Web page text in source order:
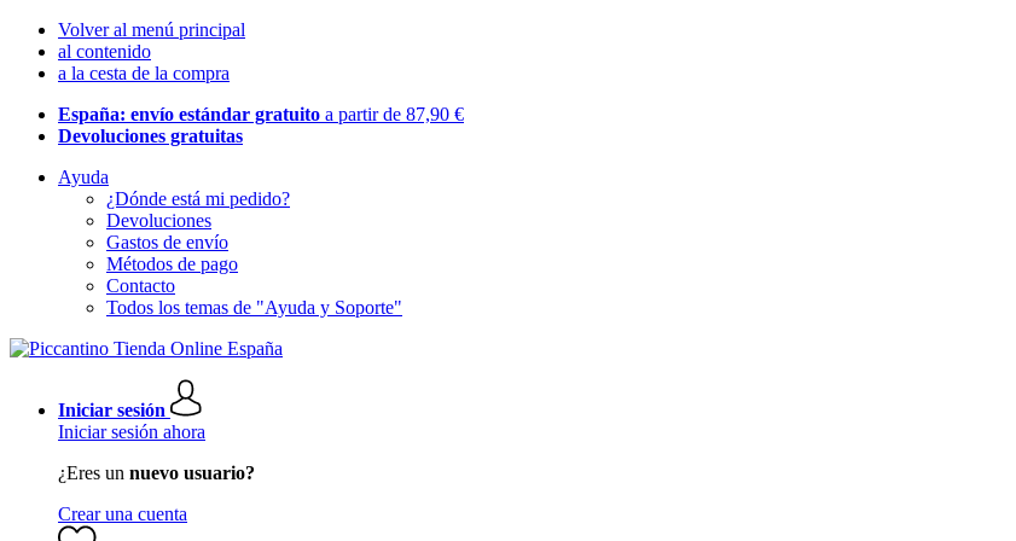
Volver al menú principal
al contenido
a la cesta de la compra
España: envío estándar gratuito a partir de 87,90 €
Devoluciones gratuitas
Ayuda
¿Dónde está mi pedido?
Devoluciones
Gastos de envío
Métodos de pago
Contacto
Todos los temas de "Ayuda y Soporte"
Iniciar sesión
Iniciar sesión ahora
¿Eres un nuevo usuario?
Crear una cuenta